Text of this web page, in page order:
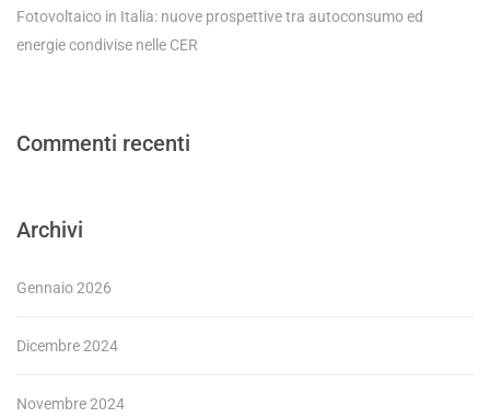
Fotovoltaico in Italia: nuove prospettive tra autoconsumo ed
energie condivise nelle CER
Commenti recenti
Archivi
Gennaio 2026
Dicembre 2024
Novembre 2024